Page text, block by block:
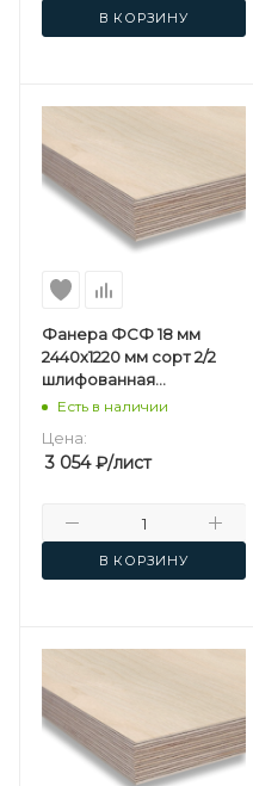
В КОРЗИНУ
Фанера ФСФ 18 мм
2440х1220 мм сорт 2/2
шлифованная
березовая
Есть в наличии
Цена:
3 054₽/лист
В КОРЗИНУ